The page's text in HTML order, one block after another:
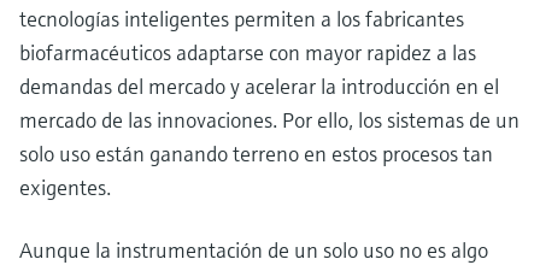
tecnologías inteligentes permiten a los fabricantes
biofarmacéuticos adaptarse con mayor rapidez a las
demandas del mercado y acelerar la introducción en el
mercado de las innovaciones. Por ello, los sistemas de un
solo uso están ganando terreno en estos procesos tan
exigentes.
Aunque la instrumentación de un solo uso no es algo